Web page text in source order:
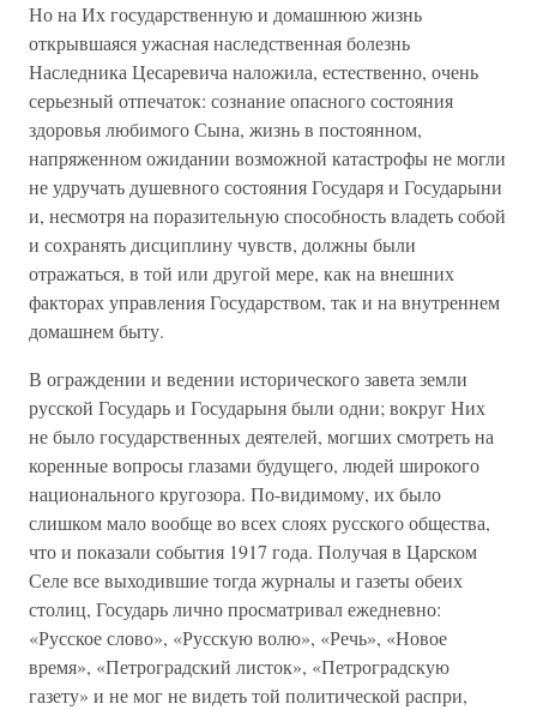
Но на Их государственную и домашнюю жизнь
открывшаяся ужасная наследственная болезнь
Наследника Цесаревича наложила, естественно, очень
серьезный отпечаток: сознание опасного состояния
здоровья любимого Сына, жизнь в постоянном,
напряженном ожидании возможной катастрофы не могли
не удручать душевного состояния Государя и Государыни
и, несмотря на поразительную способность владеть собой
и сохранять дисциплину чувств, должны были
отражаться, в той или другой мере, как на внешних
факторах управления Государством, так и на внутреннем
домашнем быту.
В ограждении и ведении исторического завета земли
русской Государь и Государыня были одни; вокруг Них
не было государственных деятелей, могших смотреть на
коренные вопросы глазами будущего, людей широкого
национального кругозора. По-видимому, их было
слишком мало вообще во всех слоях русского общества,
что и показали события 1917 года. Получая в Царском
Селе все выходившие тогда журналы и газеты обеих
столиц, Государь лично просматривал ежедневно:
«Русское слово», «Русскую волю», «Речь», «Новое
время», «Петроградский листок», «Петроградскую
газету» и не мог не видеть той политической распри,